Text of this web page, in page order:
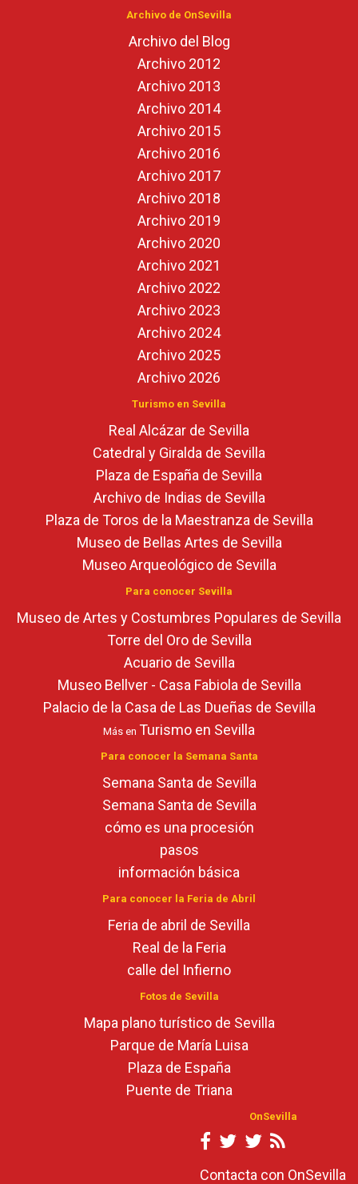
Archivo de OnSevilla
Archivo del Blog
Archivo 2012
Archivo 2013
Archivo 2014
Archivo 2015
Archivo 2016
Archivo 2017
Archivo 2018
Archivo 2019
Archivo 2020
Archivo 2021
Archivo 2022
Archivo 2023
Archivo 2024
Archivo 2025
Archivo 2026
Turismo en Sevilla
Real Alcázar de Sevilla
Catedral y Giralda de Sevilla
Plaza de España de Sevilla
Archivo de Indias de Sevilla
Plaza de Toros de la Maestranza de Sevilla
Museo de Bellas Artes de Sevilla
Museo Arqueológico de Sevilla
Para conocer Sevilla
Museo de Artes y Costumbres Populares de Sevilla
Torre del Oro de Sevilla
Acuario de Sevilla
Museo Bellver - Casa Fabiola de Sevilla
Palacio de la Casa de Las Dueñas de Sevilla
Más en Turismo en Sevilla
Para conocer la Semana Santa
Semana Santa de Sevilla
Semana Santa de Sevilla
cómo es una procesión
pasos
información básica
Para conocer la Feria de Abril
Feria de abril de Sevilla
Real de la Feria
calle del Infierno
Fotos de Sevilla
Mapa plano turístico de Sevilla
Parque de María Luisa
Plaza de España
Puente de Triana
OnSevilla
Contacta con OnSevilla